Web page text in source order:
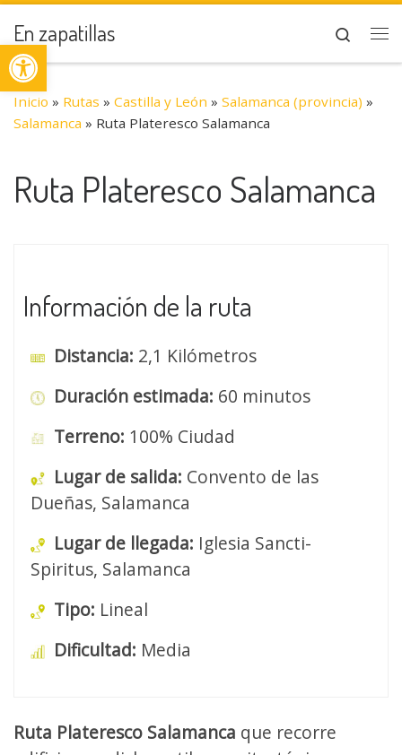
Abrir barra de herramientas
Saltar al contenido
En zapatillas
Search
Inicio » Rutas » Castilla y León » Salamanca (provincia) »
Salamanca » Ruta Plateresco Salamanca
Ruta Plateresco Salamanca
Información de la ruta
Distancia: 2,1 Kilómetros
Duración estimada: 60 minutos
Terreno: 100% Ciudad
Lugar de salida: Convento de las
Dueñas, Salamanca
Lugar de llegada: Iglesia Sancti-
Spiritus, Salamanca
Tipo: Lineal
Dificultad: Media
Ruta Plateresco Salamanca que recorre